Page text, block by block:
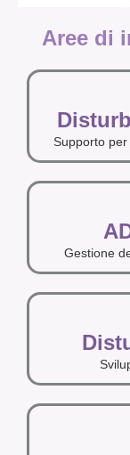
Aree di
Supporto
Gestione